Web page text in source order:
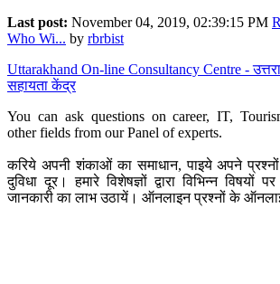
Last post: November 04, 2019, 02:39:15 PM
Who Wi... by rbrbist
Uttarakhand On-line Consultancy Centre -
सहायता केंद्र
You can ask questions on career, IT,
other fields from our Panel of experts.
करिये अपनी शंकाओं का समाधान, पाइये अपने
दुविधा दूर। हमारे विशेषज्ञों द्वारा विभिन्न विषयों
जानकारी का लाभ उठायें। ऑनलाइन प्रश्नों के